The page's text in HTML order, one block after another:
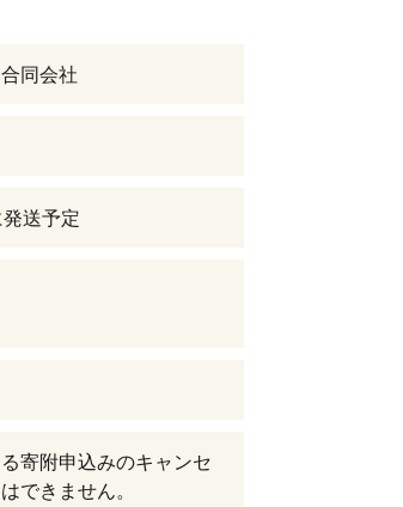
同会社
送予定
寄附申込みのキャンセ
できません。